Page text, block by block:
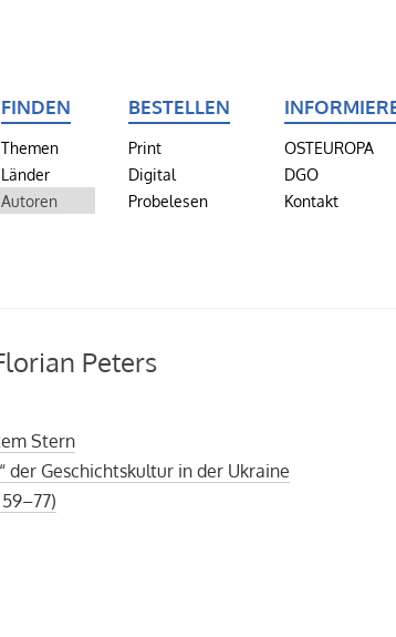
FINDEN
Themen
Länder
Autoren
BESTELLEN
Print
Digital
Probelesen
OSTEUROPA
DGO
Kontakt
Peters
Stern
der Geschichtskultur in der Ukraine